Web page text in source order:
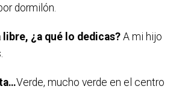
dormilón.
¿a qué lo dedicas?A mi hijo
Verde, mucho verde en el centro